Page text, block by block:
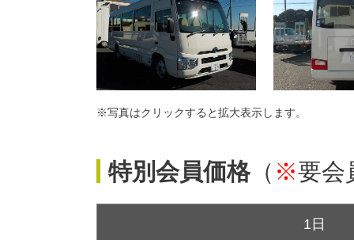
※写真はクリックすると拡大表示します。
特別会員価格（ ※要会
1日